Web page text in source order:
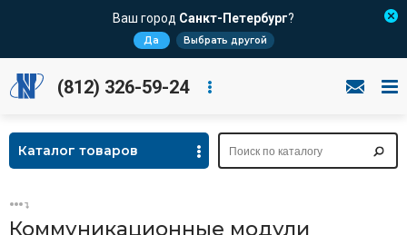
Ваш город Санкт-Петербург?
Да Выбрать другой
(812) 326-59-24
Каталог товаров
Коммуникационные модули